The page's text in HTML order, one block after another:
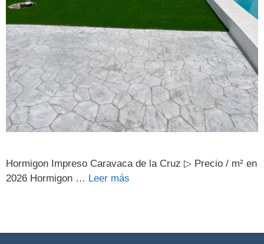
Hormigon Impreso Caravaca de la Cruz ▷ Precio / m² en
2026 Hormigon … Leer más